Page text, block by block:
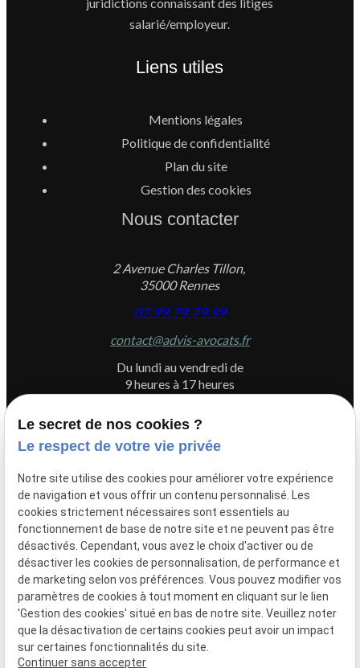
salarié/employeur.
Liens utiles
Mentions légales
Politique de confidentialité
Plan du site
Gestion des cookies
Nous contacter
2 Avenue Charles Tillon,
35000 Rennes
02.99.79.79.99
contact@advis-avocats.fr
Du lundi au vendredi de
9 heures à 17 heures
Newletter
Inscrivez-vous à la newsletter du Cabinet ADVIS
Le secret de nos cookies ?
Le respect de votre vie privée
Notre site utilise des cookies pour améliorer votre expérience
de navigation et vous offrir un contenu personnalisé. Les
cookies strictement nécessaires sont essentiels au
fonctionnement de base de notre site et ne peuvent pas être
désactivés. Cependant, vous avez le choix d'activer ou de
désactiver les cookies de personnalisation, de performance et
de marketing selon vos préférences. Vous pouvez modifier vos
paramètres de cookies à tout moment en cliquant sur le lien
'Gestion des cookies' situé en bas de notre site. Veuillez noter
que la désactivation de certains cookies peut avoir un impact
sur certaines fonctionnalités du site.
Continuer sans accepter